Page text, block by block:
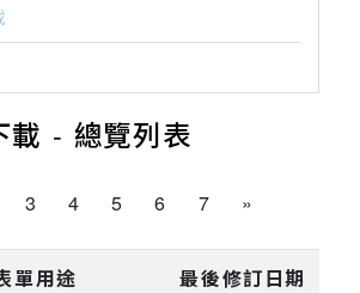
載 - 總覽列表
3 4 5 6 7 »
單用途 最後修訂日期